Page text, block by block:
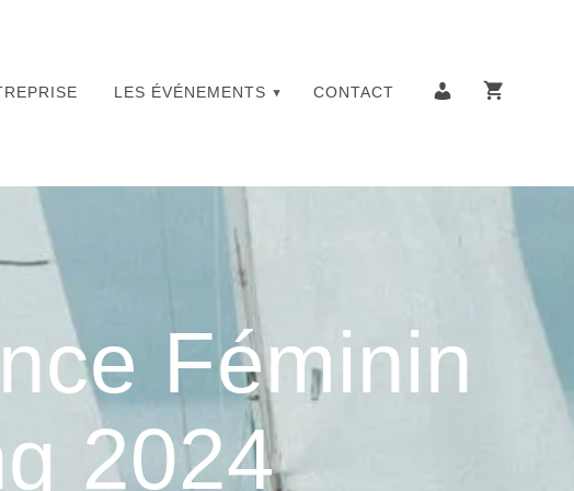
LES ÉVÉNEMENTS CONTACT
Féminin
2024